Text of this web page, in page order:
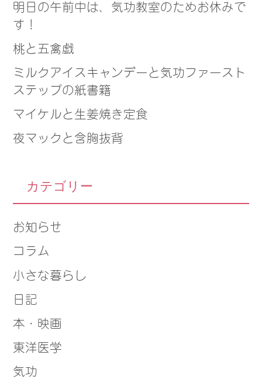
明日の午前中は、気功教室のためお休みで
す！
桃と五禽戯
ミルクアイスキャンデーと気功ファースト
ステップの紙書籍
マイケルと生姜焼き定食
夜マックと含胸抜背
カテゴリー
お知らせ
コラム
小さな暮らし
日記
本・映画
東洋医学
気功